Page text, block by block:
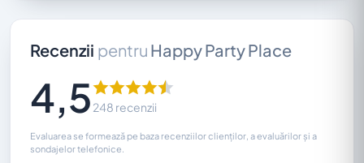
Recenzii pentru Happy Party Place
4,5 248 recenzii
Evaluarea se formează pe baza recenziilor clienților, a evaluărilor și a
sondajelor telefonice.